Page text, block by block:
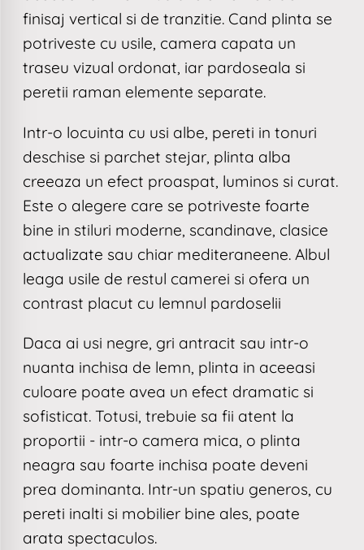
finisaj vertical si de tranzitie. Cand plinta se
potriveste cu usile, camera capata un
traseu vizual ordonat, iar pardoseala si
peretii raman elemente separate.
Intr-o locuinta cu usi albe, pereti in tonuri
deschise si parchet stejar, plinta alba
creeaza un efect proaspat, luminos si curat.
Este o alegere care se potriveste foarte
bine in stiluri moderne, scandinave, clasice
actualizate sau chiar mediteraneene. Albul
leaga usile de restul camerei si ofera un
contrast placut cu lemnul pardoselii
Daca ai usi negre, gri antracit sau intr-o
nuanta inchisa de lemn, plinta in aceeasi
culoare poate avea un efect dramatic si
sofisticat. Totusi, trebuie sa fii atent la
proportii - intr-o camera mica, o plinta
neagra sau foarte inchisa poate deveni
prea dominanta. Intr-un spatiu generos, cu
pereti inalti si mobilier bine ales, poate
arata spectaculos.